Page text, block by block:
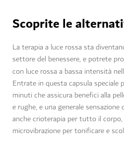
Scoprite le
La terapia a luce rossa sta
settore del benessere, e potrete
con luce rossa a bassa intensità
Entrate in questa capsula speciale
minuti che assicura benefici alla
e rughe, e una generale
anche crioterapia per tutto il
microvibrazione per tonificare e